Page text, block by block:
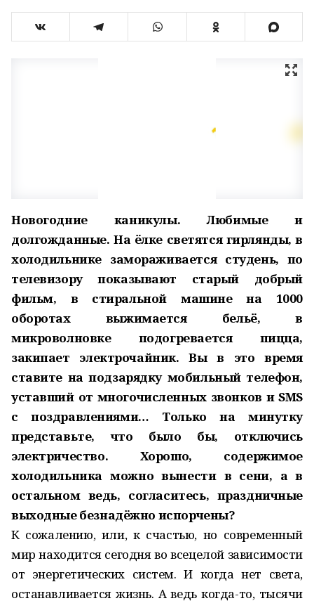
Новогодние каникулы. Любимые и
долгожданные. На ёлке светятся гирлянды, в
холодильнике замораживается студень, по
телевизору показывают старый добрый
фильм, в стиральной машине на 1000
оборотах выжимается бельё, в
микроволновке подогревается пицца,
закипает электрочайник. Вы в это время
ставите на подзарядку мобильный телефон,
уставший от многочисленных звонков и SMS
с поздравлениями… Только на минутку
представьте, что было бы, отключись
электричество. Хорошо, содержимое
холодильника можно вынести в сени, а в
остальном ведь, согласитесь, праздничные
выходные безнадёжно испорчены?
К сожалению, или, к счастью, но современный
мир находится сегодня во всецелой зависимости
от энергетических систем. И когда нет света,
останавливается жизнь. А ведь когда-то, тысячи